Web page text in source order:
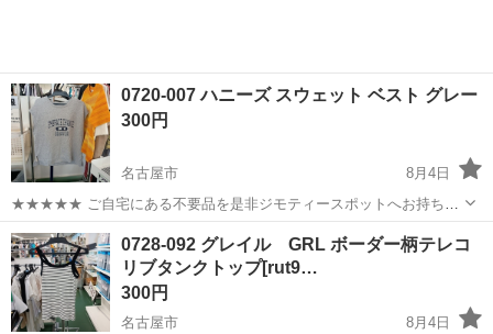
0720-007 ハニーズ スウェット ベスト グレー
300円
名古屋市
8月4日
★★★★★ ご自宅にある不要品を是非ジモティースポットへお持ち込
みしませんか？ 家電、趣味・スポーツ・レジャー用品、こども用品、
衣料服飾品、生活雑貨、家具、本、CD・DVDなどが無料でまとめて持
ち込めます！ ※詳細はこ...
愛知 名古屋市 カットソー
0728-092 グレイル GRL ボーダー柄テレコ
リブタンクトップ[rut9…
300円
名古屋市 8月4日